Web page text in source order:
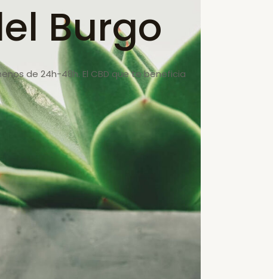
Burgo
de 24h-48h. El CBD que te beneficia